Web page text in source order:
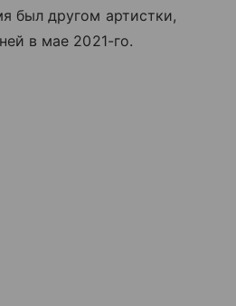
был другом артистки,
в мае 2021-го.